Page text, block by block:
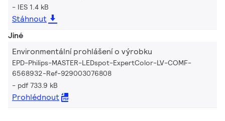
IES 1.4 kB
Stáhnout
Jiné
Environmentální prohlášení o výrobku
EPD-Philips-MASTER-LEDspot-ExpertColor-LV-COMF-
6568932-Ref-929003076808
pdf 733.9 kB
Prohlédnout